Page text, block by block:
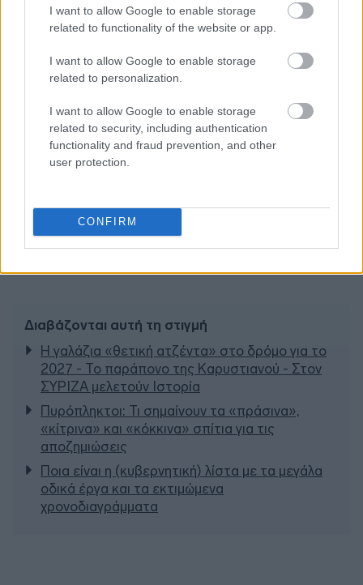
I want to allow Google to enable storage
related to functionality of the website or app.
I want to allow Google to enable storage
related to personalization.
I want to allow Google to enable storage
related to security, including authentication
functionality and fraud prevention, and other
user protection.
CONFIRM
Διαβάζονται αυτή τη στιγμή
Η γαλάζια «θετική ατζέντα» στο δρόμο για το
2027 - Το παράπονο της Καρυστιανού - Στον
ΣΥΡΙΖΑ μελετούν Ιστορία
Πυρόπληκτοι: Τι σημαίνουν τα «πράσινα»,
«κίτρινα» και «κόκκινα» σπίτια για τις
αποζημιώσεις
Ποια είναι η (κυβερνητική) λίστα με τα μεγάλα
οδικά έργα και τα εκτιμώμενα
χρονοδιαγράμματα